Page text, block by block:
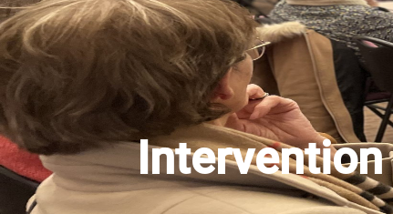
Intervention